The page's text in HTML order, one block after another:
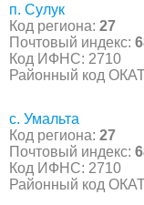
п. Сулук
Код региона: 27
Почтовый индекс:
Код ИФНС: 2710
Районный код
с. Умальта
Код региона: 27
Почтовый индекс:
Код ИФНС: 2710
Районный код